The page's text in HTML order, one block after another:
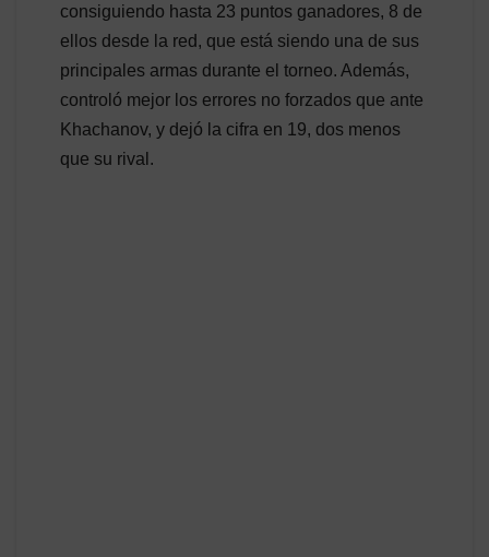
consiguiendo hasta 23 puntos ganadores, 8 de
ellos desde la red, que está siendo una de sus
principales armas durante el torneo. Además,
controló mejor los errores no forzados que ante
Khachanov, y dejó la cifra en 19, dos menos
que su rival.